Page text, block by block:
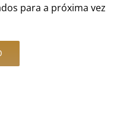
para a próxima vez